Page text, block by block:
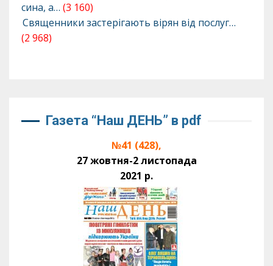
сина, а… (3 160)
Священники застерігають вірян від послуг…
(2 968)
Газета “Наш ДЕНЬ” в pdf
№41 (428),
27 жовтня-2 листопада
2021 р.